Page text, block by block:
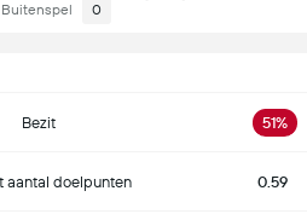
Buitenspel 0
Bezit 51%
aantal doelpunten 0.59